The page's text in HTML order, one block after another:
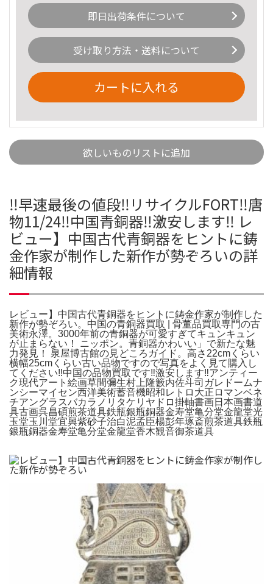
即日出荷条件について
受け取り方法・送料について
カートに入れる
欲しいものリストに追加
‼️早速最後の値段‼️リサイクルFORT‼️唐
物11/24‼️中国青銅器‼️激安します‼️ レ
ビュー】中国古代青銅器をヒントに鋳
金作家が制作した新作が勢ぞろいの詳
細情報
レビュー】中国古代青銅器をヒントに鋳金作家が制作した
新作が勢ぞろい。中国の青銅器買取 | 骨董品買取専門の古
美術永澤。3000年前の青銅器が可愛すぎてキュンキュン
が止まらない！ ニッポン。青銅器かわいい」で新たな魅
力発見！ 泉屋博古館の見どころガイド。高さ22cmくらい
横幅25cmくらい古い品物ですので写真をよく見て購入し
てください‼️中国の品物買取です‼️激安します‼️アンティー
ク現代アート絵画草間彌生村上隆籔内佐斗司ガレドームナ
ンシーマイセン西洋美術蓄音機昭和レトロ大正ロマンベネ
チアングラスバカラノリタケリヤドロ掛軸書画日本画書道
具古画呉昌碩煎茶道具鉄瓶銀瓶銅器金寿堂亀分堂金龍堂光
玉堂玉川堂宜興紫砂子治白泥孟臣楊彭年琢斎煎茶道具鉄瓶
銀瓶銅器金寿堂亀分堂金龍堂香木観音御茶道具